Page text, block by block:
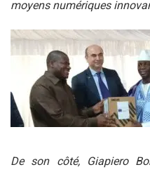
moyens numériques
De son côté, Giapiero